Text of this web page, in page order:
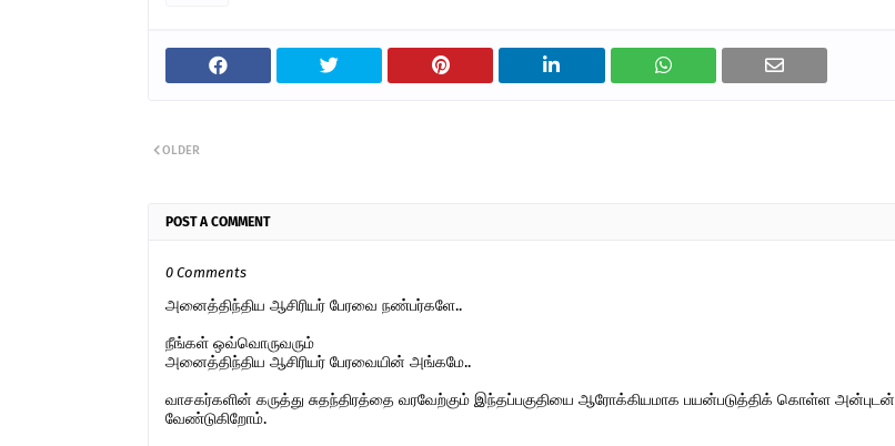
OLDER
POST A COMMENT
0 Comments
அனைத்திந்திய ஆசிரியர் பேரவை நண்பர்களே..
நீங்கள் ஒவ்வொருவரும்
அனைத்திந்திய ஆசிரியர் பேரவையின் அங்கமே..
வாசகர்களின் கருத்து சுதந்திரத்தை வரவேற்கும் இந்தப்பகுதியை ஆரோக்கியமாக பயன்படுத்திக் கொள்ள அன்புடன்
வேண்டுகிறோம்.